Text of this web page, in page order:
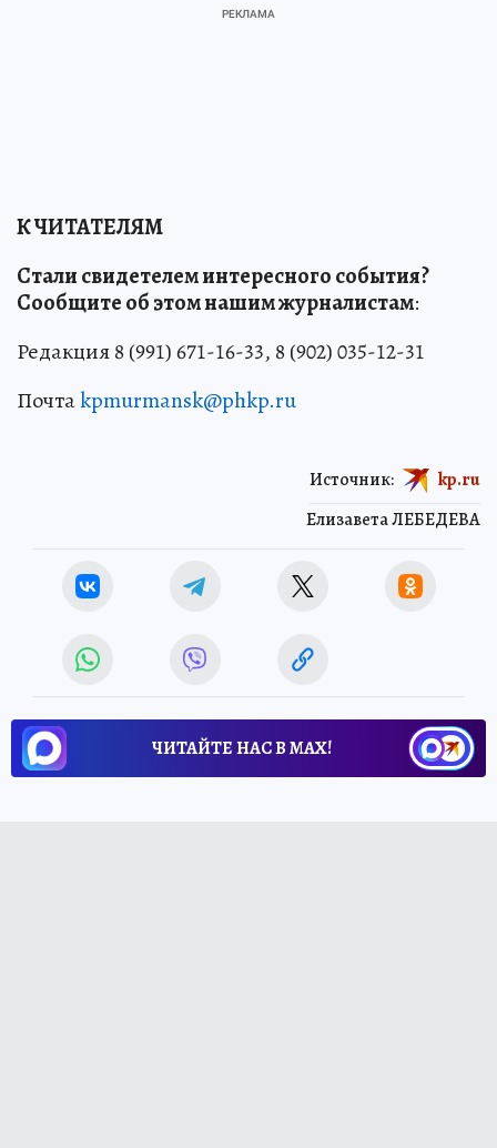
К ЧИТАТЕЛЯМ
Стали свидетелем интересного события?
Сообщите об этом нашим журналистам:
Редакция 8 (991) 671-16-33, 8 (902) 035-12-31
Почтаkpmurmansk@phkp.ru
Елизавета ЛЕБЕДЕВА
Источник: kp.ru
ЧИТАЙТЕ НАС В МАХ!